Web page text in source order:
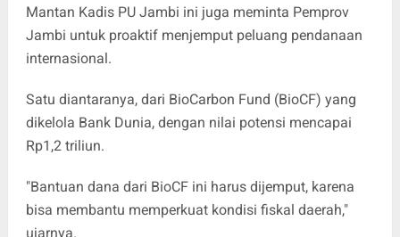
Mantan Kadis PU Jambi ini juga meminta Pemprov
Jambi untuk proaktif menjemput peluang pendanaan
internasional.
Satu diantaranya, dari BioCarbon Fund (BioCF) yang
dikelola Bank Dunia, dengan nilai potensi mencapai
Rp1,2 triliun.
"Bantuan dana dari BioCF ini harus dijemput, karena
bisa membantu memperkuat kondisi fiskal daerah,"
ujarnya.